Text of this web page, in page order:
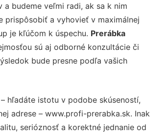
budeme veľmi radi, ak sa k nim
prispôsobiť a vyhovieť v maximálnej
je kľúčom k úspechu. Prerábka
sú aj odborné konzultácie či
bude presne podľa vašich
hľadáte istotu v podobe skúseností,
adrese – www.profi-prerabka.sk. Inak
serióznosť a korektné jednanie od